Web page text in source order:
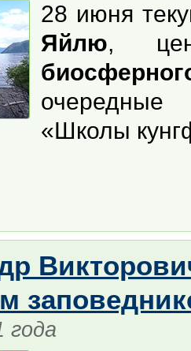
28 июня
Яйлю,
очередные
«Школы
года